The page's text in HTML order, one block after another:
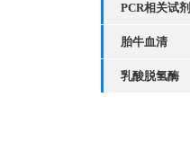
PCR相关试剂
胎牛血清
乳酸脱氢酶